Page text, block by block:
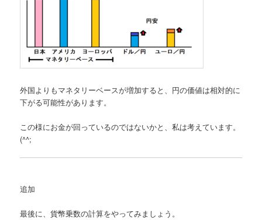
外国よりもマネタリーベースが増加すると、円の価値は相対的に
下がる可能性があります。
この様にお金が回っているのではないかと、私は考えています。
(^^;
追加
最後に、貨幣乗数の計算をやってみましょう。